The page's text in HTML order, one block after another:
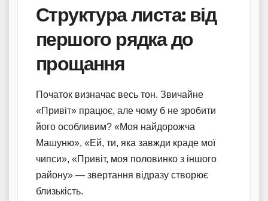
Структура листа: від
першого рядка до
прощання
Початок визначає весь тон. Звичайне
«Привіт» працює, але чому б не зробити
його особливим? «Моя найдорожча
Машуню», «Ей, ти, яка завжди краде мої
чипси», «Привіт, моя половинко з іншого
району» — звертання відразу створює
близькість.